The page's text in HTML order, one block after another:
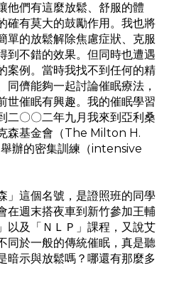
他們有這麼放鬆、舒服的體
確有莫大的鼓勵作用。我也將
單的放鬆解除焦慮症狀、克服
到不錯的效果。但同時也遭遇
案例。當時我找不到任何的精
同儕能夠一起討論催眠療法，
世催眠有興趣。我的催眠學習
二〇〇二年九月我來到亞利桑
森基金會（The Milton H.
辦的密集訓練（intensive
這個名號，是證照班的同學
在週末搭夜車到新竹參加王輔
以及「ＮＬＰ」課程，又說艾
同於一般的傳統催眠，真是聽
暗示與放鬆嗎？哪還有那麼多